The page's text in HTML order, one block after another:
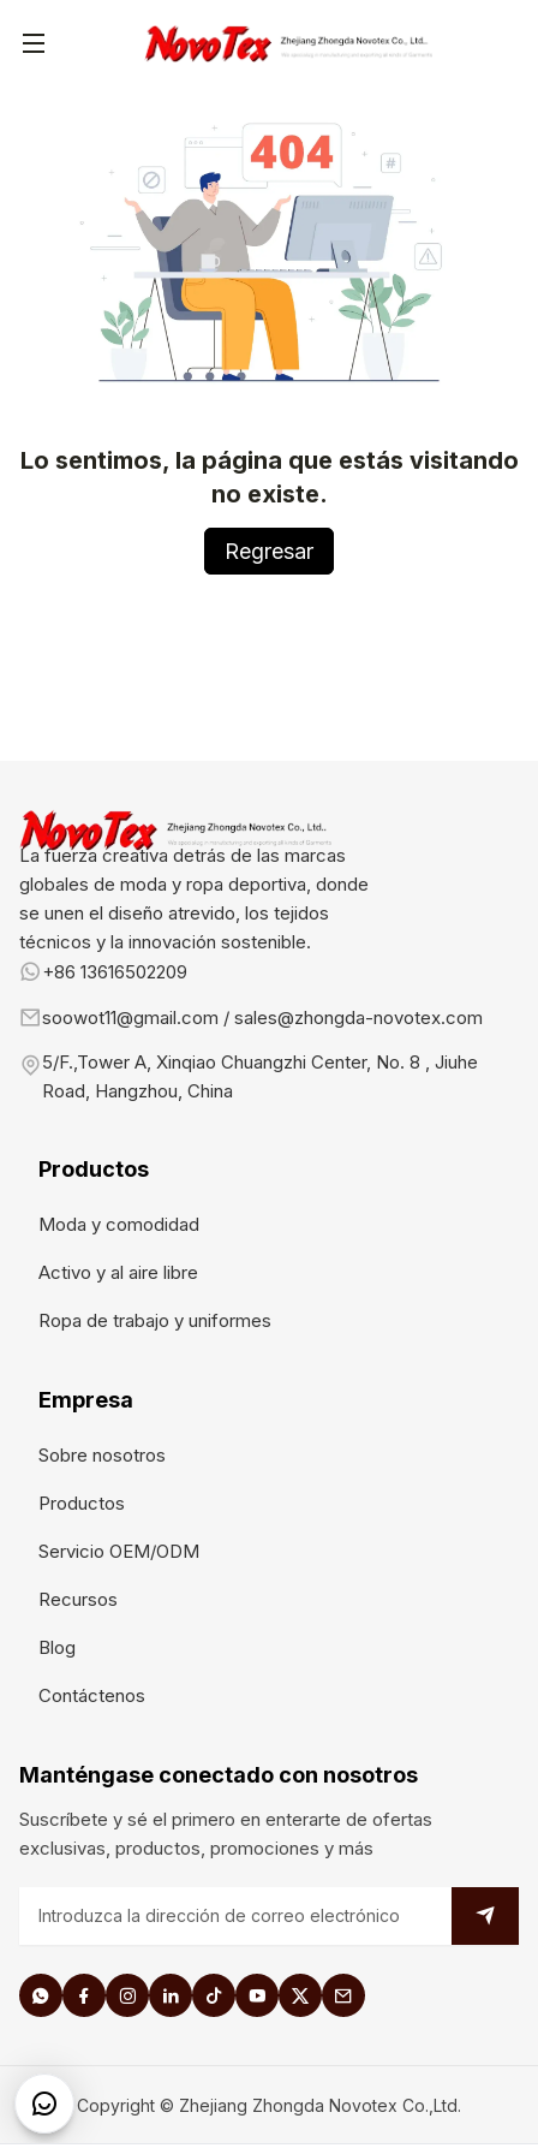
Lo sentimos, la página que estás visitando
no existe.
Regresar
La fuerza creativa detrás de las marcas
globales de moda y ropa deportiva, donde
se unen el diseño atrevido, los tejidos
técnicos y la innovación sostenible.
+86 13616502209
soowot11@gmail.com / sales@zhongda-novotex.com
5/F.,Tower A, Xinqiao Chuangzhi Center, No. 8 , Jiuhe
Road, Hangzhou, China
Productos
Moda y comodidad
Activo y al aire libre
Ropa de trabajo y uniformes
Empresa
Sobre nosotros
Productos
Servicio OEM/ODM
Recursos
Blog
Contáctenos
Manténgase conectado con nosotros
Suscríbete y sé el primero en enterarte de ofertas
exclusivas, productos, promociones y más
Copyright © Zhejiang Zhongda Novotex Co.,Ltd.